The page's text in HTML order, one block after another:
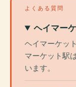
よくある質問
ヘイマー
ヘイマーケッ
マーケット駅
います。